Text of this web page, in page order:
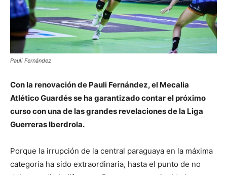
Pauli Fernández
Con la renovación de Pauli Fernández, el Mecalia
Atlético Guardés se ha garantizado contar el próximo
curso con una de las grandes revelaciones de la Liga
Guerreras Iberdrola.
Porque la irrupción de la central paraguaya en la máxima
categoría ha sido extraordinaria, hasta el punto de no